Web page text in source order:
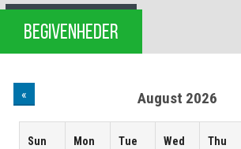
BEGIVENHEDER
« August 2026
Sun Mon Tue Wed Thu